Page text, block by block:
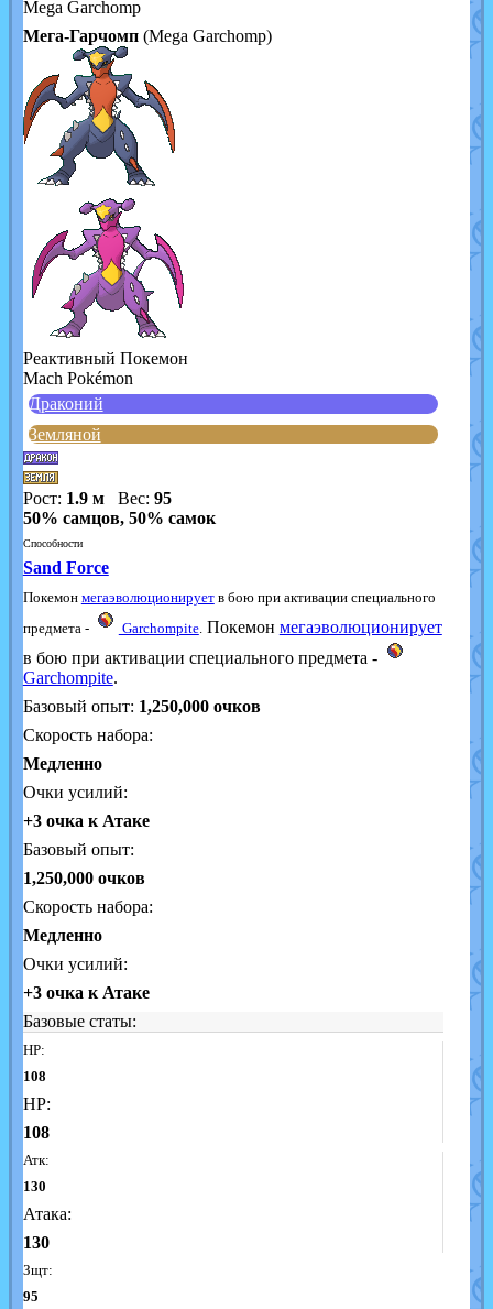
Mega Garchomp
Мега-Гарчомп(Mega Garchomp)
Реактивный Покемон
Mach Pokémon
Драконий
Земляной
Рост: 1.9 мВес: 95
50% самцов, 50% самок
Способности
Sand Force
Покемон мегаэволюционируетв бою при активации специального
предмета -
Garchompite. Покемон мегаэволюционирует
в бою при активации специального предмета -
Garchompite.
Базовый опыт: 1,250,000очков
Скорость набора:
Медленно
Очки усилий:
+3 очка к Атаке
Базовый опыт:
1,250,000 очков
Скорость набора:
Медленно
Очки усилий:
+3 очка к Атаке
Базовые статы:
HP:
108
HP:
108
Атк:
130
Атака:
130
Зщт:
95